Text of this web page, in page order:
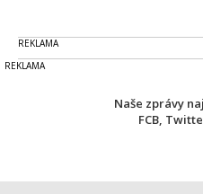
Naše zprávy
FCB,